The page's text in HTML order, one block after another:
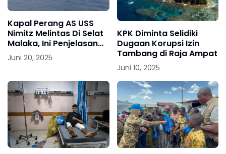
Kapal Perang AS USS
Nimitz Melintas Di Selat
Malaka, Ini Penjelasan
Puspen TNI
Juni 20, 2025
KPK Diminta Selidiki
Dugaan Korupsi Izin
Tambang di Raja Ampat
Juni 10, 2025